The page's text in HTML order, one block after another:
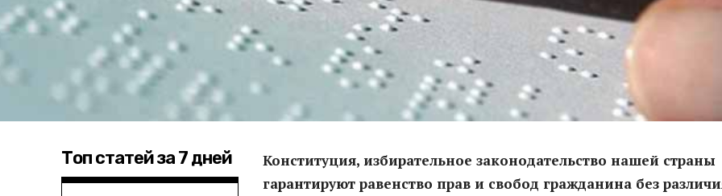
Топ статей за 7 дней
Конституция, избирательное законодательство нашей страны
гарантируют равенство прав и свобод гражданина без